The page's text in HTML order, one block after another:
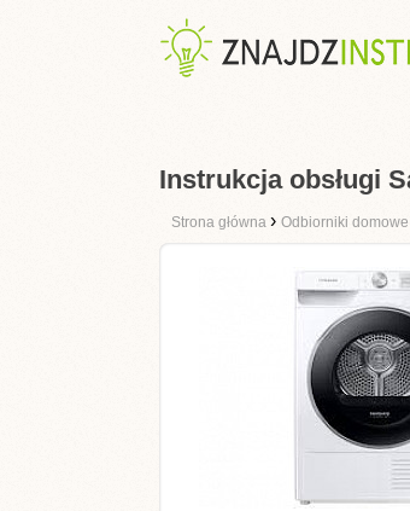
Instrukcja obsługi
Strona główna › Odbiorniki domowe